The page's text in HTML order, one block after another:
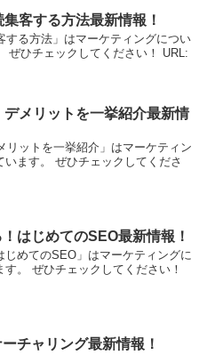
客する方法最新情報！
する方法」はマーケティングについ
ぜひチェックしてください！ URL:
メリットを一挙紹介最新情
リットを一挙紹介」はマーケティン
ます。 ぜひチェックしてくださ
はじめてのSEO最新情報！
じめてのSEO」はマーケティングに
。 ぜひチェックしてください！
チャリング最新情報！